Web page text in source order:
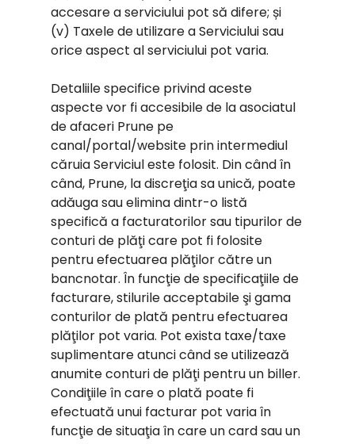
accesare a serviciului pot să difere; și
(v) Taxele de utilizare a Serviciului sau
orice aspect al serviciului pot varia.
Detaliile specifice privind aceste
aspecte vor fi accesibile de la asociatul
de afaceri Prune pe
canal/portal/website prin intermediul
căruia Serviciul este folosit. Din când în
când, Prune, la discreţia sa unică, poate
adăuga sau elimina dintr-o listă
specifică a facturatorilor sau tipurilor de
conturi de plăţi care pot fi folosite
pentru efectuarea plăţilor către un
bancnotar. În funcţie de specificaţiile de
facturare, stilurile acceptabile şi gama
conturilor de plată pentru efectuarea
plăţilor pot varia. Pot exista taxe/taxe
suplimentare atunci când se utilizează
anumite conturi de plăţi pentru un biller.
Condiţiile în care o plată poate fi
efectuată unui facturar pot varia în
funcţie de situaţia în care un card sau un